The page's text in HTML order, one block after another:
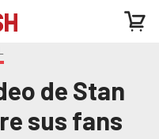
de Stan
sus fans